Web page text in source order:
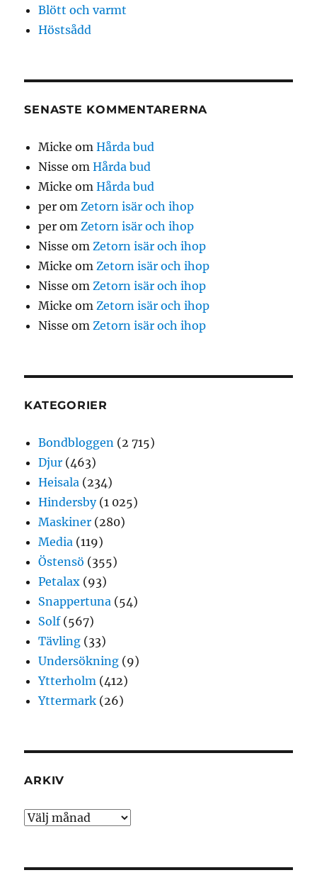
Blött och varmt
Höstsådd
SENASTE KOMMENTARERNA
Micke omHårda bud
Nisse omHårda bud
Micke omHårda bud
per om Zetorn isär och ihop
per om Zetorn isär och ihop
Nisse om Zetorn isär och ihop
Micke om Zetorn isär och ihop
Nisse om Zetorn isär och ihop
Micke om Zetorn isär och ihop
Nisse om Zetorn isär och ihop
KATEGORIER
Bondbloggen (2 715)
Djur (463)
Heisala (234)
Hindersby(1 025)
Maskiner (280)
Media (119)
Östensö (355)
Petalax (93)
Snappertuna (54)
Solf(567)
Tävling (33)
Undersökning (9)
Ytterholm (412)
Yttermark (26)
ARKIV
Arkiv